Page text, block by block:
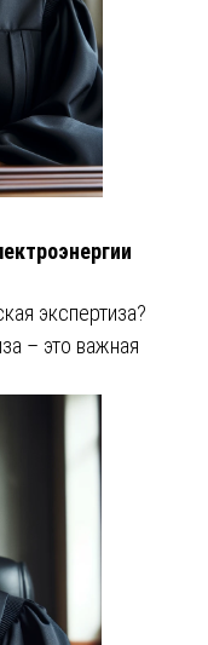
экспертиза?
– это важная